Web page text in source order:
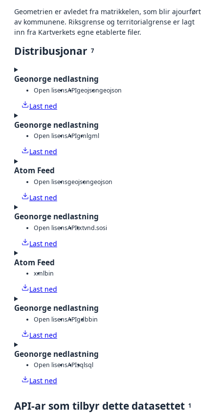
Geometrien er avledet fra matrikkelen, som blir ajourført
av kommunene. Riksgrense og territorialgrense er lagt
inn fra Kartverkets egne etablerte filer.
Distribusjonar 7
Geonorge nedlastning
Open lisensAPIgeojsongeojson
Last ned
Geonorge nedlastning
Open lisensAPIgmlgml
Last ned
Atom Feed
Open lisensgeojsongeojson
Last ned
Geonorge nedlastning
Open lisensAPItxtvnd.sosi
Last ned
Atom Feed
xmlbin
Last ned
Geonorge nedlastning
Open lisensAPIgdbbin
Last ned
Geonorge nedlastning
Open lisensAPIsqlsql
Last ned
API-ar som tilbyr dette datasettet 1